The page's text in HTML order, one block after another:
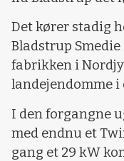
Det kører stadig
Bladstrup
fabrikken i
landejendomme i
I den forgangne
med endnu et
gang et 29 kW